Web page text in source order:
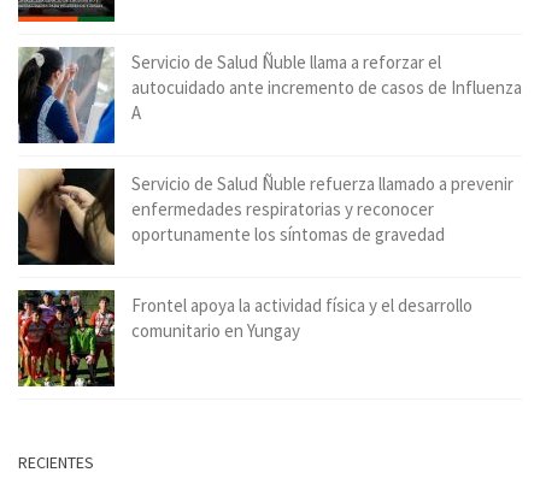
Servicio de Salud Ñuble llama a reforzar el
autocuidado ante incremento de casos de Influenza
A
Servicio de Salud Ñuble refuerza llamado a prevenir
enfermedades respiratorias y reconocer
oportunamente los síntomas de gravedad
Frontel apoya la actividad física y el desarrollo
comunitario en Yungay
RECIENTES